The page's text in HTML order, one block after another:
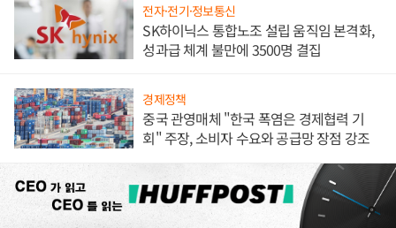
전자·전기·정보통신
SK하이닉스 통합노조 설립 움직임 본격화,
성과급 체계 불만에 3500명 결집
경제정책
중국 관영매체 "한국 폭염은 경제협력 기
회" 주장, 소비자 수요와 공급망 장점 강조